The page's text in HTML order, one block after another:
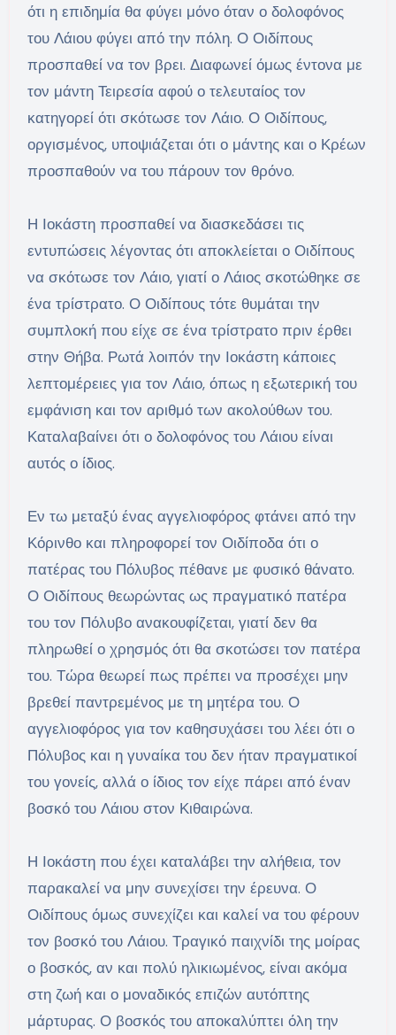
ότι η επιδημία θα φύγει μόνο όταν ο δολοφόνος
του Λάιου φύγει από την πόλη. Ο Οιδίπους
προσπαθεί να τον βρει. Διαφωνεί όμως έντονα με
τον μάντη Τειρεσία αφού ο τελευταίος τον
κατηγορεί ότι σκότωσε τον Λάιο. Ο Οιδίπους,
οργισμένος, υποψιάζεται ότι ο μάντης και ο Κρέων
προσπαθούν να του πάρουν τον θρόνο.
Η Ιοκάστη προσπαθεί να διασκεδάσει τις
εντυπώσεις λέγοντας ότι αποκλείεται ο Οιδίπους
να σκότωσε τον Λάιο, γιατί ο Λάιος σκοτώθηκε σε
ένα τρίστρατο. Ο Οιδίπους τότε θυμάται την
συμπλοκή που είχε σε ένα τρίστρατο πριν έρθει
στην Θήβα. Ρωτά λοιπόν την Ιοκάστη κάποιες
λεπτομέρειες για τον Λάιο, όπως η εξωτερική του
εμφάνιση και τον αριθμό των ακολούθων του.
Καταλαβαίνει ότι ο δολοφόνος του Λάιου είναι
αυτός ο ίδιος.
Εν τω μεταξύ ένας αγγελιοφόρος φτάνει από την
Κόρινθο και πληροφορεί τον Οιδίποδα ότι ο
πατέρας του Πόλυβος πέθανε με φυσικό θάνατο.
Ο Οιδίπους θεωρώντας ως πραγματικό πατέρα
του τον Πόλυβο ανακουφίζεται, γιατί δεν θα
πληρωθεί ο χρησμός ότι θα σκοτώσει τον πατέρα
του. Τώρα θεωρεί πως πρέπει να προσέχει μην
βρεθεί παντρεμένος με τη μητέρα του. Ο
αγγελιοφόρος για τον καθησυχάσει του λέει ότι ο
Πόλυβος και η γυναίκα του δεν ήταν πραγματικοί
του γονείς, αλλά ο ίδιος τον είχε πάρει από έναν
βοσκό του Λάιου στον Κιθαιρώνα.
Η Ιοκάστη που έχει καταλάβει την αλήθεια, τον
παρακαλεί να μην συνεχίσει την έρευνα. Ο
Οιδίπους όμως συνεχίζει και καλεί να του φέρουν
τον βοσκό του Λάιου. Τραγικό παιχνίδι της μοίρας
ο βοσκός, αν και πολύ ηλικιωμένος, είναι ακόμα
στη ζωή και ο μοναδικός επιζών αυτόπτης
μάρτυρας. Ο βοσκός του αποκαλύπτει όλη την